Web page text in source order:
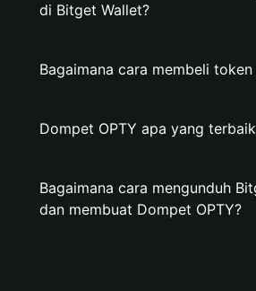
di Bitget Wallet?
Bagaimana cara membeli token
Dompet OPTY apa yang
Bagaimana cara mengunduh
dan membuat Dompet OPTY?